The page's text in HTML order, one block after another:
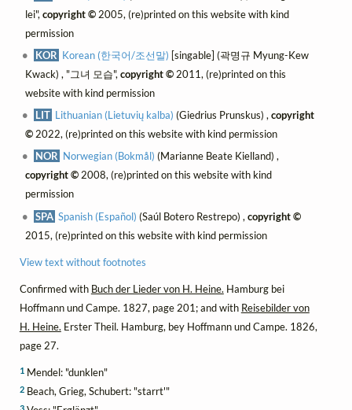
lei",copyright ©2005, (re)printed on this website with kind
permission
KOR Korean (한국어/조선말) [singable] (곽명규 Myung-Kew
Kwack) , "그녀 모습",copyright ©2011, (re)printed on this
website with kind permission
LIT Lithuanian (Lietuvių kalba) (Giedrius Prunskus) ,copyright
©2022, (re)printed on this website with kind permission
NOR Norwegian (Bokmål) (Marianne Beate Kielland) ,
copyright ©2008, (re)printed on this website with kind
permission
SPA Spanish (Español) (Saúl Botero Restrepo) ,copyright ©
2015, (re)printed on this website with kind permission
View text without footnotes
Confirmed with Buch der Lieder von H. Heine. Hamburg bei
Hoffmann und Campe. 1827, page 201; and with Reisebilder von
H. Heine. Erster Theil. Hamburg, bey Hoffmann und Campe. 1826,
page 27.
1Mendel: "dunklen"
2Beach, Grieg, Schubert: "starrt'"
3